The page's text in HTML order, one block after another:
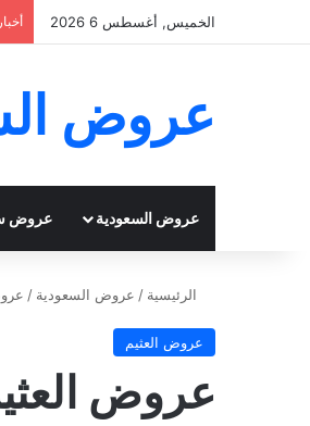
الخميس, أغسطس 6 2026
عروض
عروض السعودية عروض
الرئيسية / عروض السعودية /
عروض العثيم